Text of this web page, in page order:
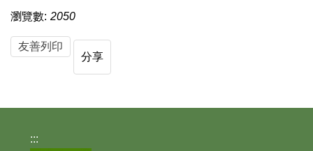
瀏覽數: 2050
友善列印
分享
:::